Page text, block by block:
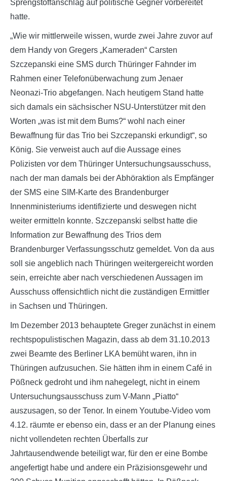
Sprengstoffanschlag auf politische Gegner vorbereitet
hatte.
„Wie wir mittlerweile wissen, wurde zwei Jahre zuvor auf
dem Handy von Gregers „Kameraden“ Carsten
Szczepanski eine SMS durch Thüringer Fahnder im
Rahmen einer Telefonüberwachung zum Jenaer
Neonazi-Trio abgefangen. Nach heutigem Stand hatte
sich damals ein sächsischer NSU-Unterstützer mit den
Worten „was ist mit dem Bums?“ wohl nach einer
Bewaffnung für das Trio bei Szczepanski erkundigt“, so
König. Sie verweist auch auf die Aussage eines
Polizisten vor dem Thüringer Untersuchungsausschuss,
nach der man damals bei der Abhöraktion als Empfänger
der SMS eine SIM-Karte des Brandenburger
Innenministeriums identifizierte und deswegen nicht
weiter ermitteln konnte. Szczepanski selbst hatte die
Information zur Bewaffnung des Trios dem
Brandenburger Verfassungsschutz gemeldet. Von da aus
soll sie angeblich nach Thüringen weitergereicht worden
sein, erreichte aber nach verschiedenen Aussagen im
Ausschuss offensichtlich nicht die zuständigen Ermittler
in Sachsen und Thüringen.
Im Dezember 2013 behauptete Greger zunächst in einem
rechtspopulistischen Magazin, dass ab dem 31.10.2013
zwei Beamte des Berliner LKA bemüht waren, ihn in
Thüringen aufzusuchen. Sie hätten ihm in einem Café in
Pößneck gedroht und ihm nahegelegt, nicht in einem
Untersuchungsausschuss zum V-Mann „Piatto“
auszusagen, so der Tenor. In einem Youtube-Video vom
4.12. räumte er ebenso ein, dass er an der Planung eines
nicht vollendeten rechten Überfalls zur
Jahrtausendwende beteiligt war, für den er eine Bombe
angefertigt habe und andere ein Präzisionsgewehr und